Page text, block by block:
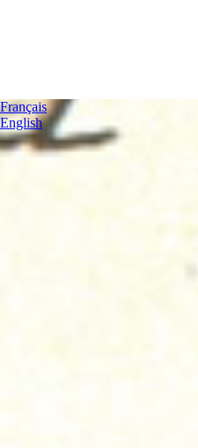
Français
English